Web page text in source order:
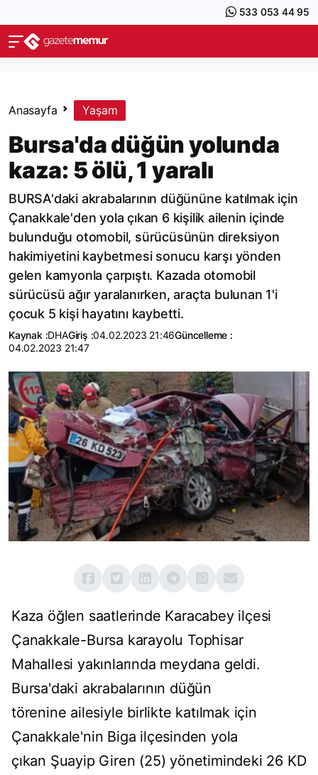
533 053 44 95
Anasayfa Yaşam
Bursa'da düğün yolunda
kaza: 5 ölü, 1 yaralı
BURSA'daki akrabalarının düğününe katılmak için
Çanakkale'den yola çıkan 6 kişilik ailenin içinde
bulunduğu otomobil, sürücüsünün direksiyon
hakimiyetini kaybetmesi sonucu karşı yönden
gelen kamyonla çarpıştı. Kazada otomobil
sürücüsü ağır yaralanırken, araçta bulunan 1'i
çocuk 5 kişi hayatını kaybetti.
Kaynak :DHAGiriş :04.02.2023 21:46Güncelleme :
04.02.2023 21:47
Kaza öğlen saatlerinde Karacabey ilçesi
Çanakkale-Bursa karayolu Tophisar
Mahallesi yakınlarında meydana geldi.
Bursa'daki akrabalarının düğün
törenine ailesiyle birlikte katılmak için
Çanakkale'nin Biga ilçesinden yola
çıkan Şuayip Giren (25) yönetimindeki 26 KD